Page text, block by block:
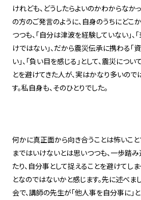
けれども、どうしたらよいのかわからなかっ
の方のご発言のように、自身のうちにどこ
つつも、「自分は津波を経験していない」
けではない」、だから震災伝承に携わる「資
い」、「負い目を感じる」として、震災につ
とを避けてきた人が、実はかなり多いので
す。私自身も、そのひとりでした。
何かに真正面から向き合うことは怖いこと
まではいけないとは思いつつも、一歩踏み
たり、自分事として捉えることを避けてし
となのではないかと感じます。先に述べ
会で、講師の先生が「他人事を自分事に」